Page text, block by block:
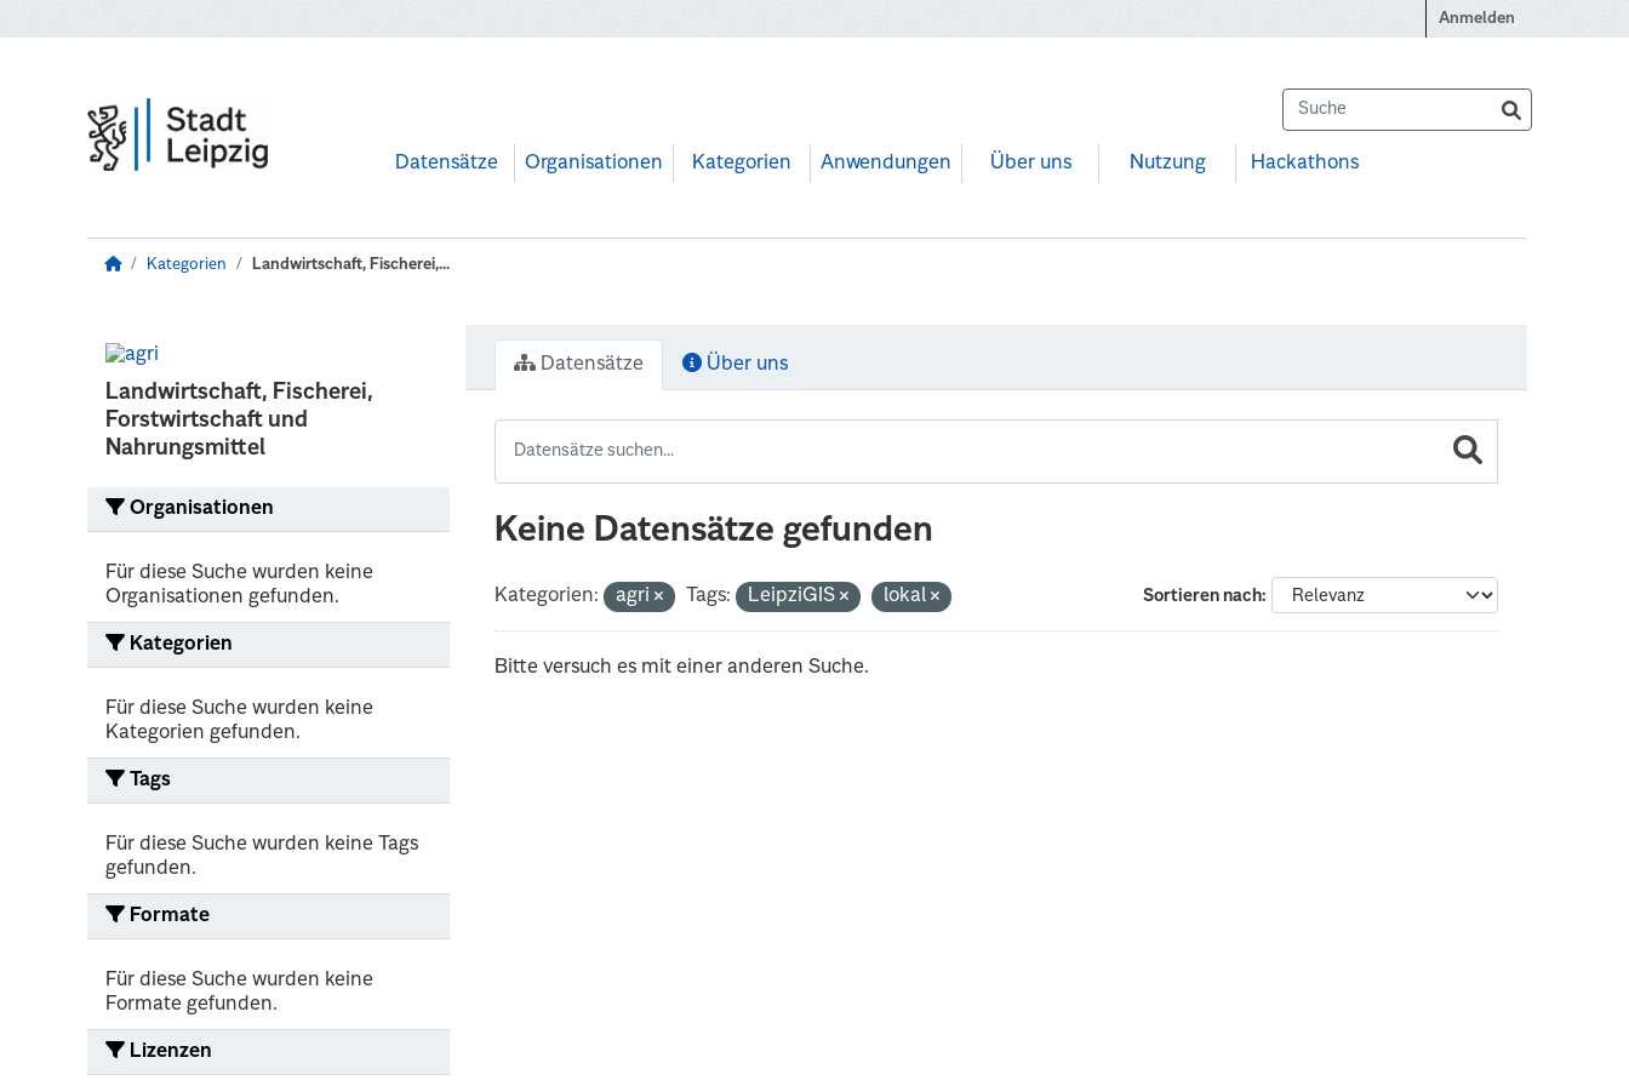
Anmelden
Datensätze Organisationen Kategorien Anwendungen Über uns Nutzung Hackathons
Kategorien Landwirtschaft, Fischerei,...
Landwirtschaft, Fischerei,
Forstwirtschaft und
Nahrungsmittel
Organisationen
Für diese Suche wurden keine
Organisationen gefunden.
Kategorien
Für diese Suche wurden keine
Kategorien gefunden.
Tags
Für diese Suche wurden keine Tags
gefunden.
Formate
Für diese Suche wurden keine
Formate gefunden.
Lizenzen
Datensätze Über uns
Keine Datensätze gefunden
Sortieren nach
Kategorien: agri Tags: LeipziGIS lokal
Bitte versuch es mit einer anderen Suche.